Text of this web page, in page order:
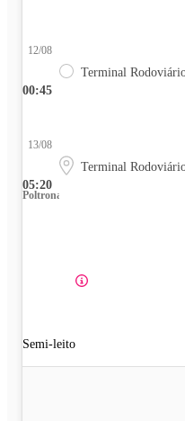
00:45
12/08
Terminal
05:20
13/08
Terminal
Poltrona
Semi-leito